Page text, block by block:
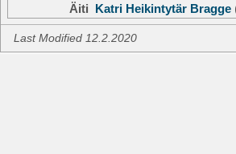
Äiti Katri Heikintytär Bragge
Last Modified 12.2.2020